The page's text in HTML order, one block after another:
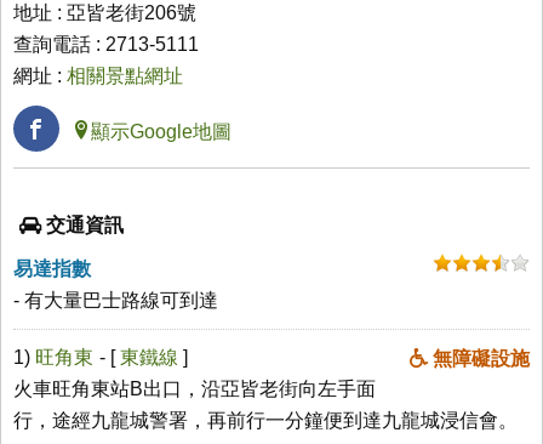
地址 : 亞皆老街206號
查詢電話 : 2713-5111
網址 : 相關景點網址
顯示Google地圖
交通資訊
易達指數
- 有大量巴士路線可到達
1) 旺角東 無障礙設施
- [東鐵線 ]
火車旺角東站B出口，沿亞皆老街向左手面
行，途經九龍城警署，再前行一分鐘便到達九龍城浸信會。